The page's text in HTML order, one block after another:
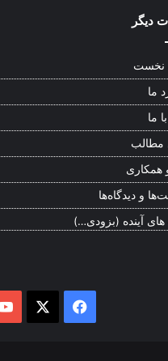
دیگر
نخست
ما
ما
مطالب
همکاری
و دیدگاه‌ها
های آینده (بزودی…)
Facebook